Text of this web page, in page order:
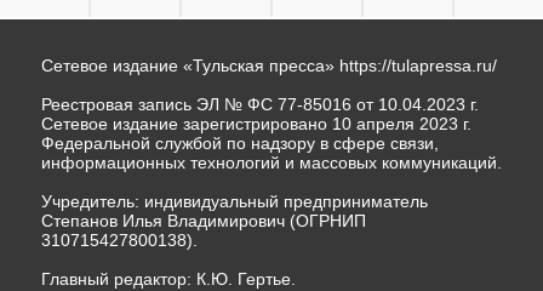
Сетевое издание «Тульская пресса» https://tulapressa.ru/
Реестровая запись ЭЛ № ФС 77-85016 от 10.04.2023 г.
Сетевое издание зарегистрировано 10 апреля 2023 г.
Федеральной службой по надзору в сфере связи,
информационных технологий и массовых коммуникаций.
Учредитель: индивидуальный предприниматель
Степанов Илья Владимирович (ОГРНИП
310715427800138).
Главный редактор: К.Ю. Гертье.